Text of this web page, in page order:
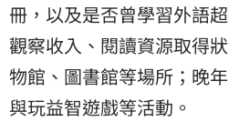
冊，以及是否曾學習外語
觀察收入、閱讀資源取得
物館、圖書館等場所；晚
與玩益智遊戲等活動。